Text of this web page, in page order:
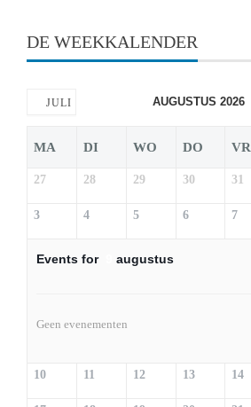
DE WEEKKALENDER
JULI AUGUSTUS 2026
MA DI WO DO VR
27 28 29 30 31
3 4 5 6 7
Events for augustus
Geen evenementen
10 11 12 13 14